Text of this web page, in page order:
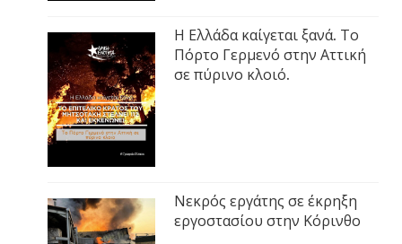
Η Ελλάδα καίγεται ξανά. Το
Πόρτο Γερμενό στην Αττική
σε πύρινο κλοιό.
Νεκρός εργάτης σε έκρηξη
εργοστασίου στην Κόρινθο